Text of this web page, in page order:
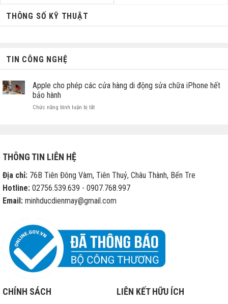
THÔNG SỐ KỸ THUẬT
TIN CÔNG NGHỆ
Apple cho phép các cửa hàng di động sửa chữa iPhone hết
bảo hành
Chức năng bình luận bị tắtở
động
sửa
iPhone
hành
THÔNG TIN LIÊN HỆ
Địa chỉ: 76B Tiên Đông Vàm, Tiên Thuỷ, Châu Thành, Bến Tre
Hotline: 02756.539.639 - 0907.768.997
Email: minhducdienmay@gmail.com
CHÍNH SÁCH LIÊN KẾT HỮU ÍCH